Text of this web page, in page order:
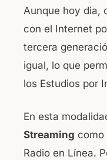
Aunque hoy dia,
con el Internet
tercera
igual, lo que
los Estudios por
En esta
Streaming como
Radio en Línea.